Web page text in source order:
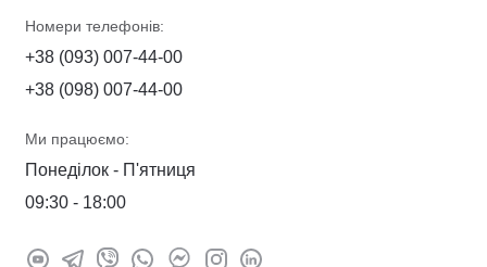
Номери телефонів:
+38 (093) 007-44-00
+38 (098) 007-44-00
Ми працюємо:
Понеділок - П'ятниця
09:30 - 18:00